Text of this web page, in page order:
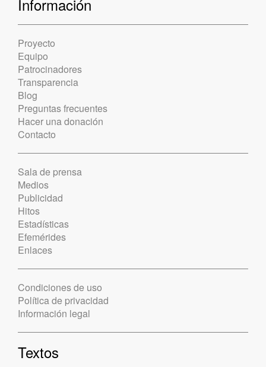
Información
Proyecto
Equipo
Patrocinadores
Transparencia
Blog
Preguntas frecuentes
Hacer una donación
Contacto
Sala de prensa
Medios
Publicidad
Hitos
Estadísticas
Efemérides
Enlaces
Condiciones de uso
Política de privacidad
Información legal
Textos